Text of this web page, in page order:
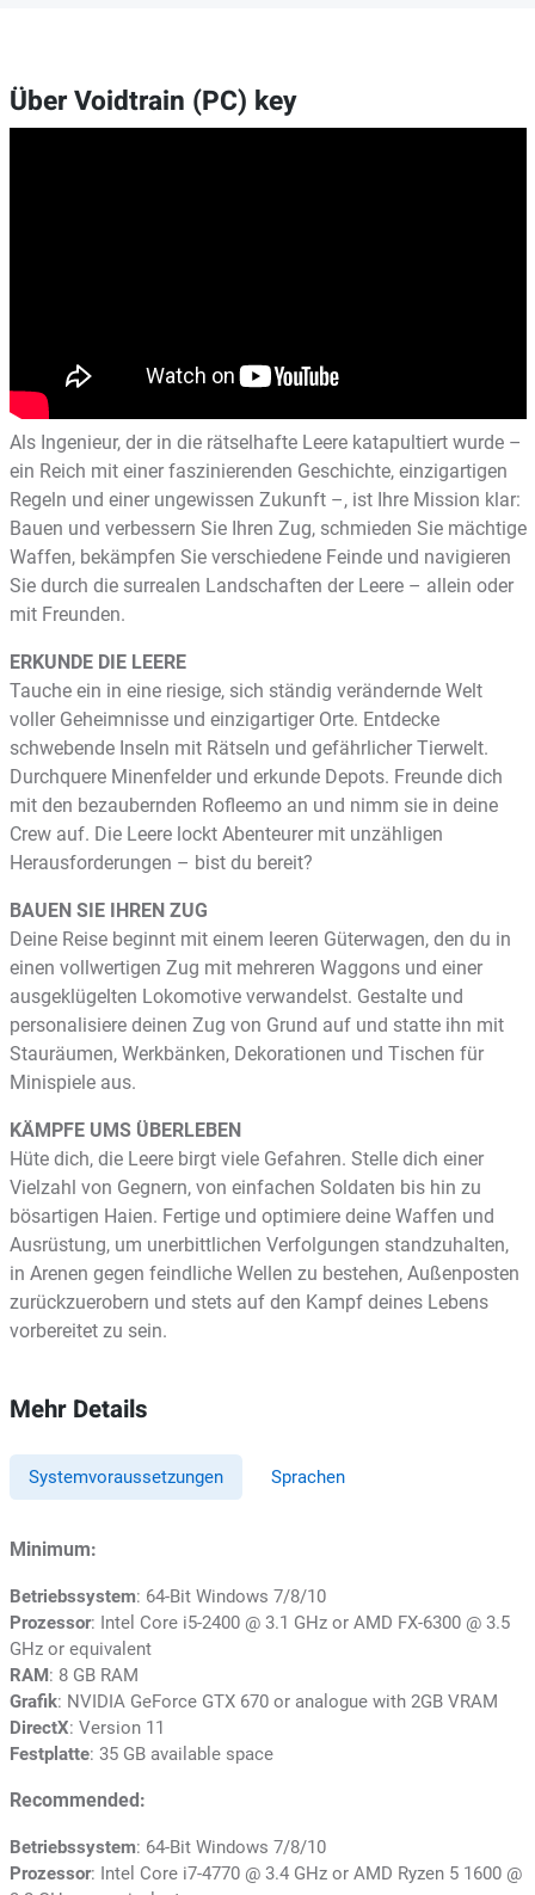
Über Voidtrain (PC) key
Als Ingenieur, der in die rätselhafte Leere katapultiert wurde –
ein Reich mit einer faszinierenden Geschichte, einzigartigen
Regeln und einer ungewissen Zukunft –, ist Ihre Mission klar:
Bauen und verbessern Sie Ihren Zug, schmieden Sie mächtige
Waffen, bekämpfen Sie verschiedene Feinde und navigieren
Sie durch die surrealen Landschaften der Leere – allein oder
mit Freunden.
ERKUNDE DIE LEERE
Tauche ein in eine riesige, sich ständig verändernde Welt
voller Geheimnisse und einzigartiger Orte. Entdecke
schwebende Inseln mit Rätseln und gefährlicher Tierwelt.
Durchquere Minenfelder und erkunde Depots. Freunde dich
mit den bezaubernden Rofleemo an und nimm sie in deine
Crew auf. Die Leere lockt Abenteurer mit unzähligen
Herausforderungen – bist du bereit?
BAUEN SIE IHREN ZUG
Deine Reise beginnt mit einem leeren Güterwagen, den du in
einen vollwertigen Zug mit mehreren Waggons und einer
ausgeklügelten Lokomotive verwandelst. Gestalte und
personalisiere deinen Zug von Grund auf und statte ihn mit
Stauräumen, Werkbänken, Dekorationen und Tischen für
Minispiele aus.
KÄMPFE UMS ÜBERLEBEN
Hüte dich, die Leere birgt viele Gefahren. Stelle dich einer
Vielzahl von Gegnern, von einfachen Soldaten bis hin zu
bösartigen Haien. Fertige und optimiere deine Waffen und
Ausrüstung, um unerbittlichen Verfolgungen standzuhalten,
in Arenen gegen feindliche Wellen zu bestehen, Außenposten
zurückzuerobern und stets auf den Kampf deines Lebens
vorbereitet zu sein.
Mehr Details
Systemvoraussetzungen Sprachen
Minimum:
Betriebssystem: 64-Bit Windows 7/8/10
Prozessor: Intel Core i5-2400 @ 3.1 GHz or AMD FX-6300 @ 3.5
GHz or equivalent
RAM: 8 GB RAM
Grafik: NVIDIA GeForce GTX 670 or analogue with 2GB VRAM
DirectX: Version 11
Festplatte: 35 GB available space
Recommended:
Betriebssystem: 64-Bit Windows 7/8/10
Prozessor: Intel Core i7-4770 @ 3.4 GHz or AMD Ryzen 5 1600 @